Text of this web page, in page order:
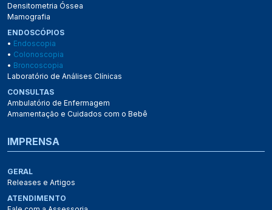
Densitometria Óssea
Mamografia
ENDOSCÓPIOS
• Endoscopia
• Colonoscopia
• Broncoscopia
Laboratório de Análises Clínicas
CONSULTAS
Ambulatório de Enfermagem
Amamentação e Cuidados com o Bebê
IMPRENSA
GERAL
Releases e Artigos
ATENDIMENTO